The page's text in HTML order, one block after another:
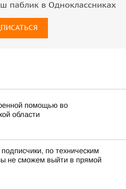
паблик в Одноклассниках
помощью во
области
по техническим
не сможем выйти в прямой